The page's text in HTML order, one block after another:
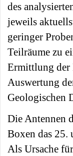
des
jeweils
geringer
Teilräume zu
Ermittlung der
Auswertung
Geologischen
Die Antennen
Boxen das 25.
Als Ursache